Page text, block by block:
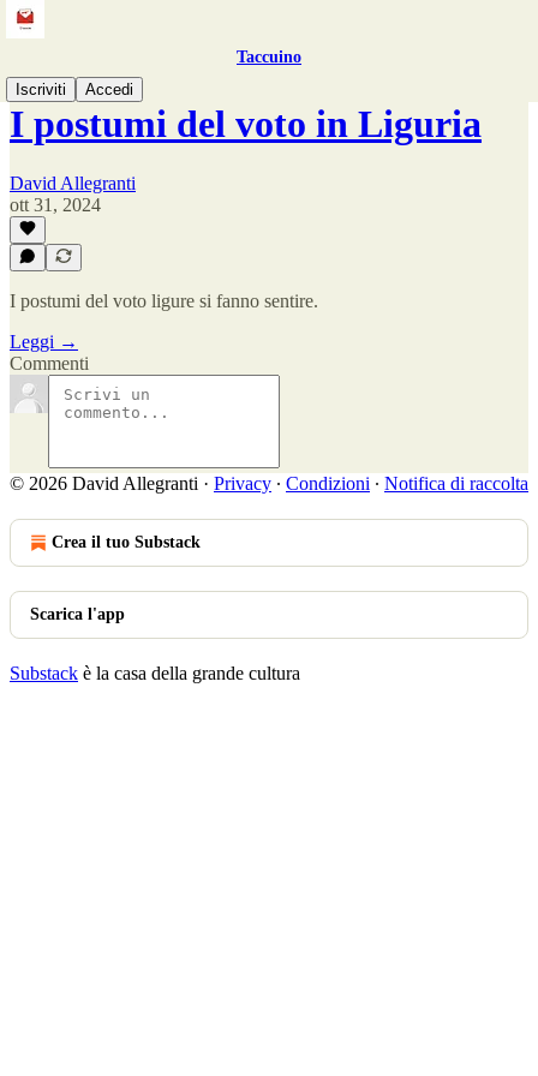
Taccuino
Iscriviti
Accedi
I postumi del voto in Liguria
David Allegranti
ott 31, 2024
I postumi del voto ligure si fanno sentire.
Leggi →
Commenti
© 2026 David Allegranti · Privacy ∙ Condizioni ∙ Notifica di raccolta
Crea il tuo Substack
Scarica l'app
Substack è la casa della grande cultura